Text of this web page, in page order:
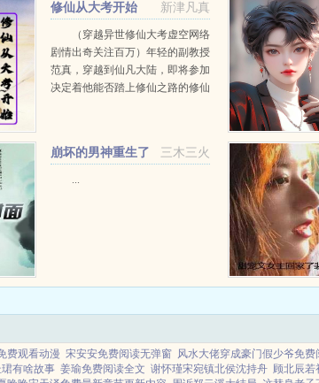
新津凡真
修仙从大考开始
（穿越异世修仙大考虚空网络
剧情出奇关注百万）年轻的副教授
范真，穿越到仙凡大陆，即将参加
决定着他能否踏上修仙之路的修仙
吗？他能否从此...
三木三火
崩坏的男神重生了
...
费观看动漫 宋安安免费阅读无弹窗 风水大佬穿成豪门假少爷免费
有啥故事 姜瑜免费阅读全文 谢怀瑾宋宛镇北侯沈持舟 顾北辰若